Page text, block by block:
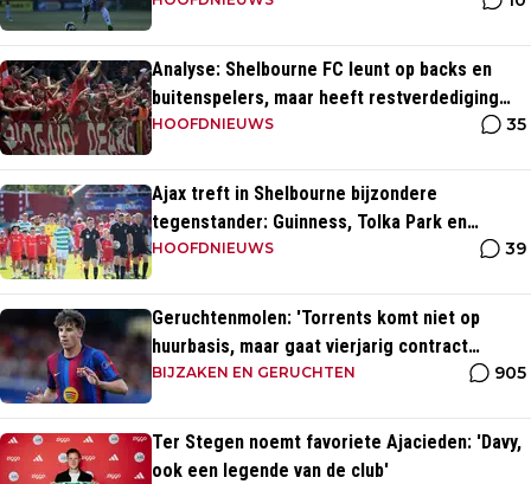
Analyse: Shelbourne FC leunt op backs en
buitenspelers, maar heeft restverdediging
totaal niet op orde
HOOFDNIEUWS 35
Ajax treft in Shelbourne bijzondere
tegenstander: Guinness, Tolka Park en
bijzonder lage marktwaarde
HOOFDNIEUWS 39
Geruchtenmolen: 'Torrents komt niet op
huurbasis, maar gaat vierjarig contract
tekenen bij Ajax'
BIJZAKEN EN GERUCHTEN 905
Ter Stegen noemt favoriete Ajacieden: 'Davy,
ook een legende van de club'